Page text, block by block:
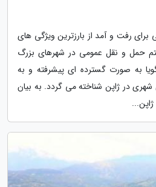
برای رفت و آمد از بارزترین ویژگی های
حمل و نقل عمومی در شهرهای بزرگ
به صورت گسترده ای پیشرفته و به
در ژاپن شناخته می گردد. به بیان